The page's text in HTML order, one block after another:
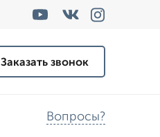
Заказать звонок
Вопросы?